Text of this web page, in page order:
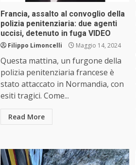
Francia, assalto al convoglio della
polizia penitenziaria: due agenti
uccisi, detenuto in fuga VIDEO
Filippo Limoncelli Maggio 14, 2024
Questa mattina, un furgone della
polizia penitenziaria francese è
stato attaccato in Normandia, con
esiti tragici. Come...
Read More